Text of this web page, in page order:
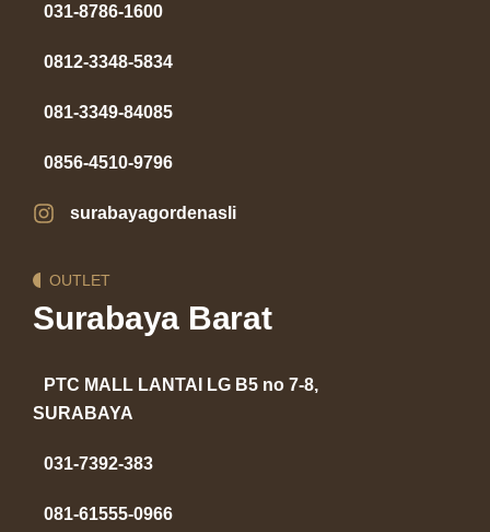
031-8786-1600
0812-3348-5834
081-3349-84085
0856-4510-9796
surabayagordenasli
OUTLET
Surabaya Barat
PTC MALL LANTAI LG B5 no 7-8,
SURABAYA
031-7392-383
081-61555-0966